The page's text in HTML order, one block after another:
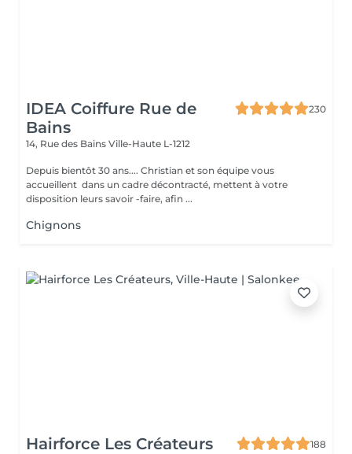
IDEA Coiffure Rue de
Bains
230
14, Rue des Bains Ville-Haute L-1212
Depuis bientôt 30 ans.... Christian et son équipe vous
accueillent dans un cadre décontracté, mettent à votre
disposition leurs savoir -faire, afin ...
Chignons
Hairforce Les Créateurs
188